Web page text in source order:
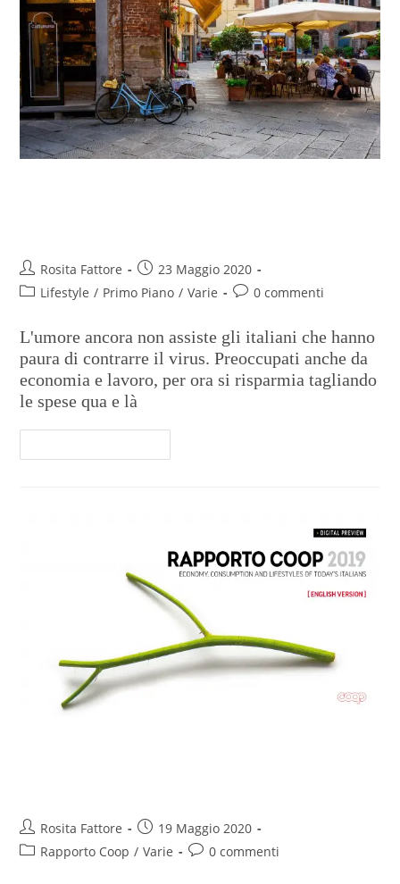
Rosita Fattore
23 Maggio 2020
Lifestyle / Primo Piano / Varie 0 commenti
L'umore ancora non assiste gli italiani che hanno
paura di contrarre il virus. Preoccupati anche da
economia e lavoro, per ora si risparmia tagliando
le spese qua e là
Rosita Fattore
19 Maggio 2020
Rapporto Coop / Varie 0 commenti